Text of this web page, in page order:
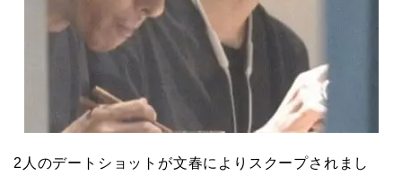
2人のデートショットが文春によりスクープされまし